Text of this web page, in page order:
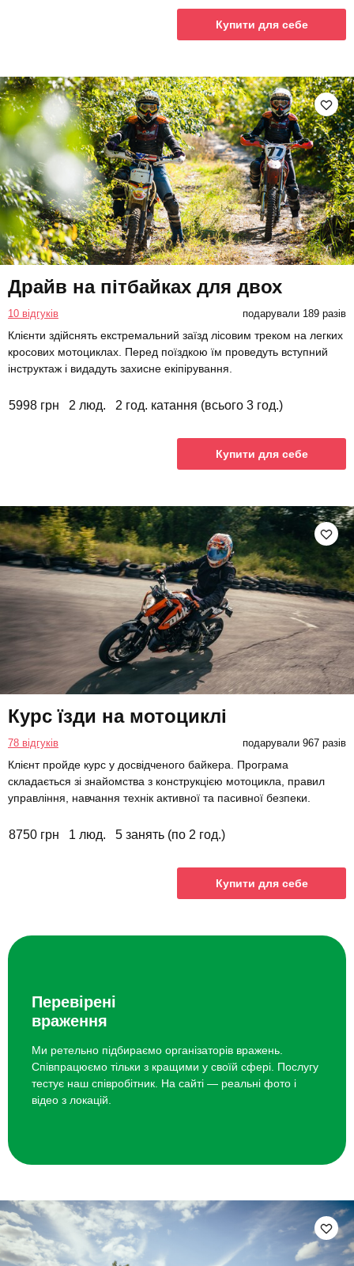
Купити для себе
Драйв на пітбайках для двох
10 відгуків подарували 189 разів
Клієнти здійснять екстремальний заїзд лісовим треком на легких
кросових мотоциклах. Перед поїздкою їм проведуть вступний
інструктаж і видадуть захисне екіпірування.
5998 грн 2 люд. 2 год. катання (всього 3 год.)
Купити для себе
Курс їзди на мотоциклі
78 відгуків подарували 967 разів
Клієнт пройде курс у досвідченого байкера. Програма
складається зі знайомства з конструкцією мотоцикла, правил
управління, навчання технік активної та пасивної безпеки.
8750 грн 1 люд. 5 занять (по 2 год.)
Купити для себе
Перевірені
враження
Ми ретельно підбираємо організаторів вражень.
Співпрацюємо тільки з кращими у своїй сфері. Послугу
тестує наш співробітник. На сайті — реальні фото і
відео з локацій.